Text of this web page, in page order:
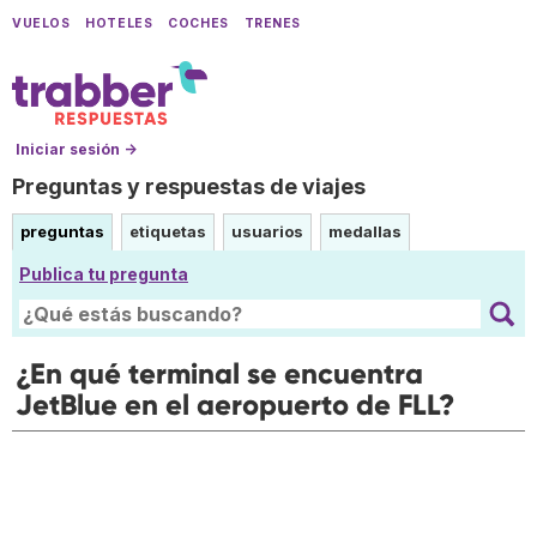
VUELOS HOTELES COCHES TRENES
Iniciar sesión →
Preguntas y respuestas de viajes
preguntas etiquetas usuarios medallas
Publica tu pregunta
¿En qué terminal se encuentra
JetBlue en el aeropuerto de FLL?